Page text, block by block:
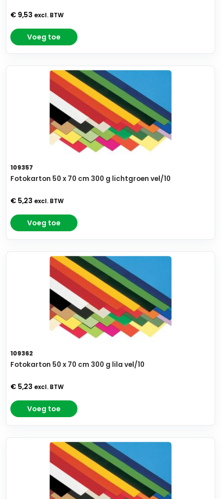
€ 9,53 excl. BTW
Voeg toe
109357
Fotokarton 50 x 70 cm 300 g lichtgroen vel/10
€ 5,23 excl. BTW
Voeg toe
109362
Fotokarton 50 x 70 cm 300 g lila vel/10
€ 5,23 excl. BTW
Voeg toe